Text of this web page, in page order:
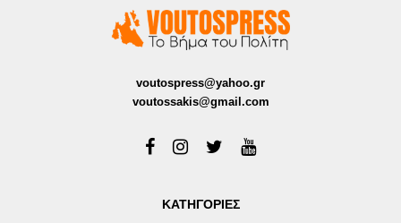
voutospress@yahoo.gr
voutossakis@gmail.com
ΚΑΤΗΓΟΡΙΕΣ